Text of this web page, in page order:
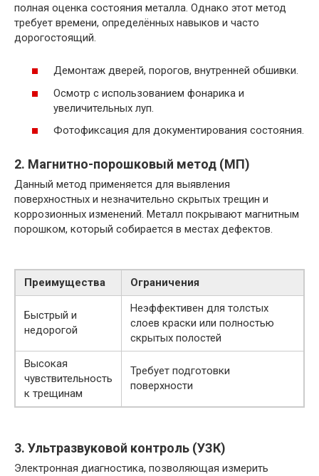
полная оценка состояния металла. Однако этот метод
требует времени, определённых навыков и часто
дорогостоящий.
Демонтаж дверей, порогов, внутренней обшивки.
Осмотр с использованием фонарика и
увеличительных луп.
Фотофиксация для документирования состояния.
2. Магнитно-порошковый метод (МП)
Данный метод применяется для выявления
поверхностных и незначительно скрытых трещин и
коррозионных изменений. Металл покрывают магнитным
порошком, который собирается в местах дефектов.
Преимущества Ограничения
Быстрый и
недорогой
Неэффективен для толстых
слоев краски или полностью
скрытых полостей
Высокая
чувствительность
к трещинам
Требует подготовки
поверхности
3. Ультразвуковой контроль (УЗК)
Электронная диагностика, позволяющая измерить